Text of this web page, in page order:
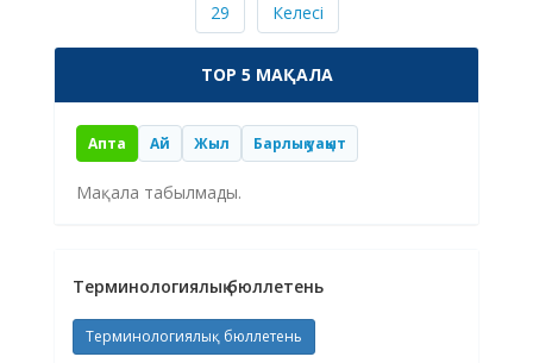
29 Келесі
TOP 5 МАҚАЛА
Апта Ай Жыл Барлық уақыт
Мақала табылмады.
Терминологиялық бюллетень
Терминологиялық бюллетень